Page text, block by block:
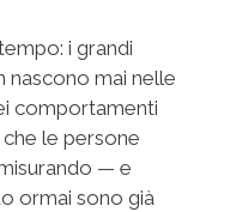
i grandi
nascono mai nelle
comportamenti
le persone
— e
ormai sono già